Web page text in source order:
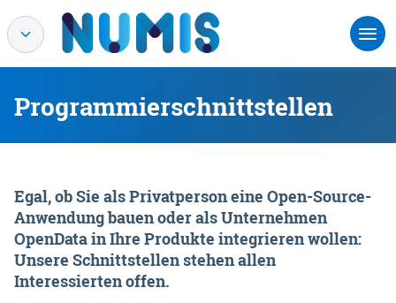
Programmierschnittstellen
Egal, ob Sie als Privatperson eine Open-Source-
Anwendung bauen oder als Unternehmen
OpenData in Ihre Produkte integrieren wollen:
Unsere Schnittstellen stehen allen
Interessierten offen.